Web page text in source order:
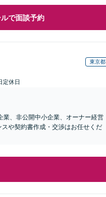
ルで面談予約
東京都
定休日
業、非公開中小企業、オーナー経営
や契約書作成・交渉はお任せくだ